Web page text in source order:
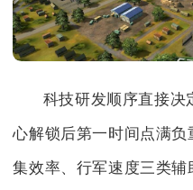
科技研发顺序直接决
心解锁后第一时间点满
集效率、行军速度三类辅